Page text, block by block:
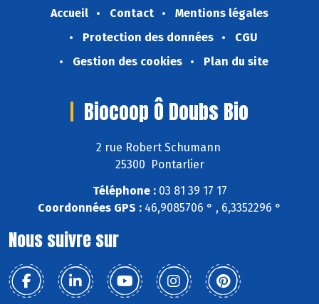
Accueil Contact
Mentions légales
Protection des données
CGU
Gestion des cookies
Plan du site
Biocoop Ô Doubs Bio
2 rue Robert Schumann
25300 Pontarlier
Téléphone :03 81 39 17 17
Coordonnées GPS : 46,9085706 ° , 6,3352296 °
Nous suivre sur